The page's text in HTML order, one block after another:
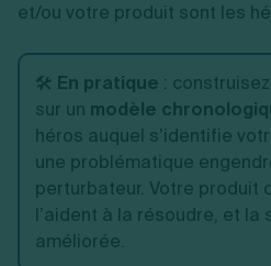
et/ou votre produit sont les
🛠️ En pratique :
sur un modèle
héros auquel s’identifie
une problématique
perturbateur. Votre produit
l’aident à la résoudre, et
améliorée.